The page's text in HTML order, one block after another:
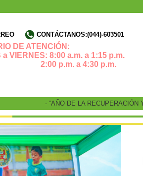
CONTÁCTANOS:(044)-603501
DE ATENCIÓN:
a VIERNES: 8:00 a.m. a 1:15 p.m.
p.m. a 4:30 p.m.
- “AÑO DE LA RECUPERACIÓN Y